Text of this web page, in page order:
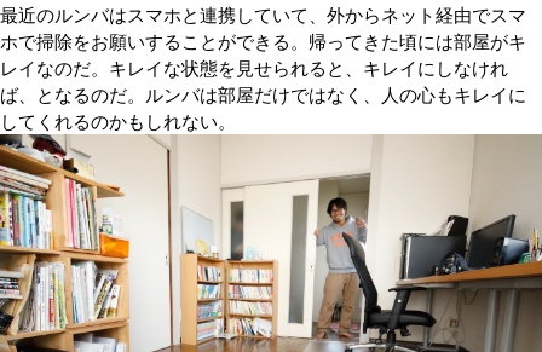
最近のルンバはスマホと連携していて、外からネット経由でスマ
ホで掃除をお願いすることができる。帰ってきた頃には部屋がキ
レイなのだ。キレイな状態を見せられると、キレイにしなけれ
ば、となるのだ。ルンバは部屋だけではなく、人の心もキレイに
してくれるのかもしれない。